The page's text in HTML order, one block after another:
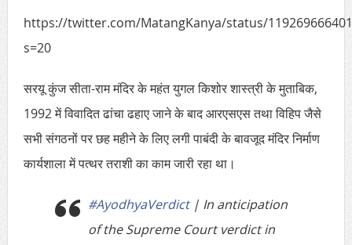
https://twitter.com/MatangKanya/status/
s=20
सरयू कुंज सीता-राम मंदिर के महंत युगल किशोर शास्त्री के मुताबिक,
1992 में विवादित ढांचा ढहाए जाने के बाद आरएसएस तथा विहिप जैसे
सभी संगठनों पर छह महीने के लिए लगी पाबंदी के बावजूद मंदिर निर्माण
कार्यशाला में पत्थर तराशी का काम जारी रहा था।
#AyodhyaVerdict| In anticipation
of the Supreme Court verdict in